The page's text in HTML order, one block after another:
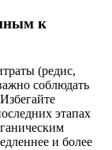
к
(редис,
соблюдать
этапах
и более